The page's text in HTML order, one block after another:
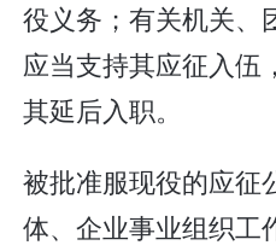
役义务；有关机关、
应当支持其应征入伍
其延后入职。
被批准服现役的应征
体、企业事业组织工